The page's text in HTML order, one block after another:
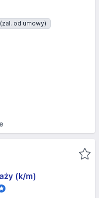
(zal. od umowy)
(k/m)